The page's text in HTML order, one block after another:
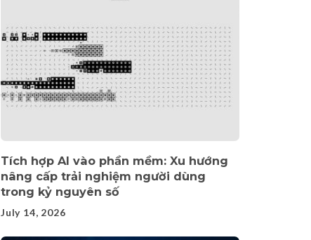
Tích hợp AI vào phần mềm: Xu hướng
nâng cấp trải nghiệm người dùng
trong kỷ nguyên số
July 14, 2026